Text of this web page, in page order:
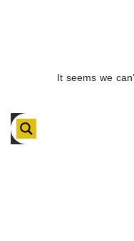
It seems we